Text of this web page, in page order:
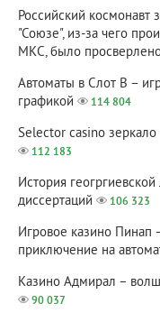
Российский космонавт
"Союзе", из-за чего
МКС, было
Автоматы в Слот В –
графикой
114 804
Selector casino
112 183
История
диссертаций
106 323
Игровое казино Пинап
приключение на
Казино Адмирал –
90 037